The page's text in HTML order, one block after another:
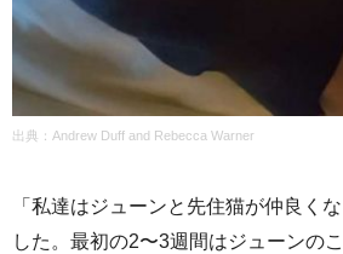
出典：Andrew Duff and Rebecca Warner
「私達はジューンと先住猫が仲良く
した。最初の2〜3週間はジューンの